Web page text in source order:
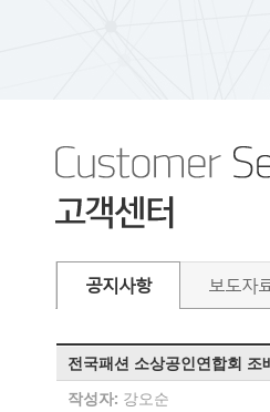
공지사항 보도자
전국패션 소상공인연합회
작성자: 강오순